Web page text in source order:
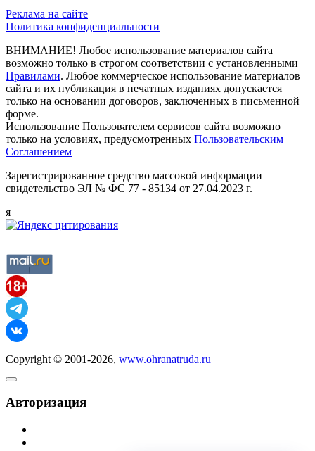
Реклама на сайте
Политика конфиденциальности
ВНИМАНИЕ! Любое использование материалов сайта
возможно только в строгом соответствии с установленными
Правилами. Любое коммерческое использование материалов
сайта и их публикация в печатных изданиях допускается
только на основании договоров, заключенных в письменной
форме.
Использование Пользователем сервисов сайта возможно
только на условиях, предусмотренных Пользовательским
Соглашением
Зарегистрированное средство массовой информации
свидетельство ЭЛ № ФС 77 - 85134 от 27.04.2023 г.
я
Copyright © 2001-2026, www.ohranatruda.ru
Авторизация